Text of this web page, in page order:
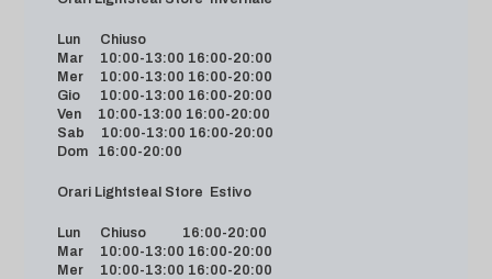
Lun Chiuso
Mar 10:00-13:00 16:00-20:00
Mer 10:00-13:00 16:00-20:00
Gio 10:00-13:00 16:00-20:00
Ven 10:00-13:00 16:00-20:00
Sab 10:00-13:00 16:00-20:00
Dom 16:00-20:00
Orari Lightsteal Store Estivo
Lun Chiuso 16:00-20:00
Mar 10:00-13:00 16:00-20:00
Mer 10:00-13:00 16:00-20:00